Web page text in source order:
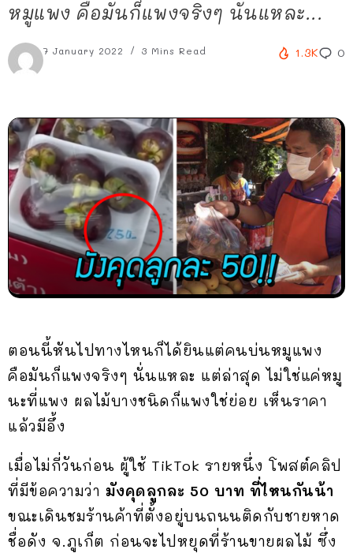
หมูแพง คือมันก็แพงจริงๆ นั่นแหละ...
7 January 2022 3 Mins Read 1.3K 0
ตอนนี้หันไปทางไหนก็ได้ยินแต่คนบ่นหมูแพง
คือมันก็แพงจริงๆ นั่นแหละ แต่ล่าสุด ไม่ใช่แค่หมู
นะที่แพง ผลไม้บางชนิดก็แพงใช่ย่อย เห็นราคา
แล้วมีอึ้ง
เมื่อไม่กี่วันก่อน ผู้ใช้ TikTok รายหนึ่ง โพสต์คลิป
ที่มีข้อความว่า มังคุดลูกละ 50 บาท ที่ไหนกันน้า
ขณะเดินชมร้านค้าที่ตั้งอยู่บนถนนติดกับชายหาด
ชื่อดัง จ.ภูเก็ต ก่อนจะไปหยุดที่ร้านขายผลไม้ ซึ่ง